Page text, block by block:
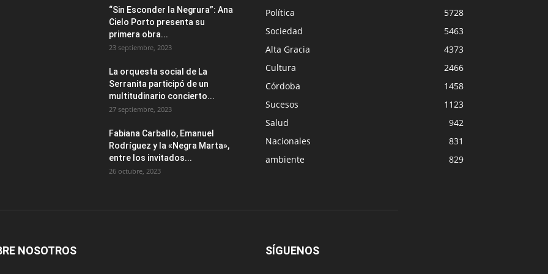
“Sin Esconder la Negrura”: Ana
Cielo Porto presenta su
primera obra...
23 septiembre, 2023
La orquesta social de La
Serranita participó de un
multitudinario concierto...
27 septiembre, 2023
Fabiana Carballo, Emanuel
Rodríguez y la «Negra Marta»,
entre los invitados...
26 octubre, 2023
Política
5728
Sociedad
5463
Alta Gracia
4373
Cultura
2466
Córdoba
1458
Sucesos
1123
Salud
942
Nacionales
831
ambiente
829
NOSOTROS SÍGUENOS